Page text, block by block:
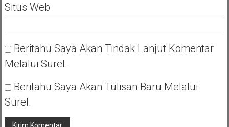
Situs Web
Beritahu Saya Akan Tindak Lanjut Komentar
Melalui Surel.
Beritahu Saya Akan Tulisan Baru Melalui
Surel.